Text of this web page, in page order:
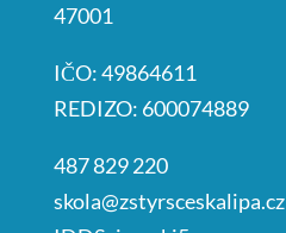
47001
IČO: 49864611
REDIZO: 600074889
487 829 220
skola@zstyrsceskalipa.cz